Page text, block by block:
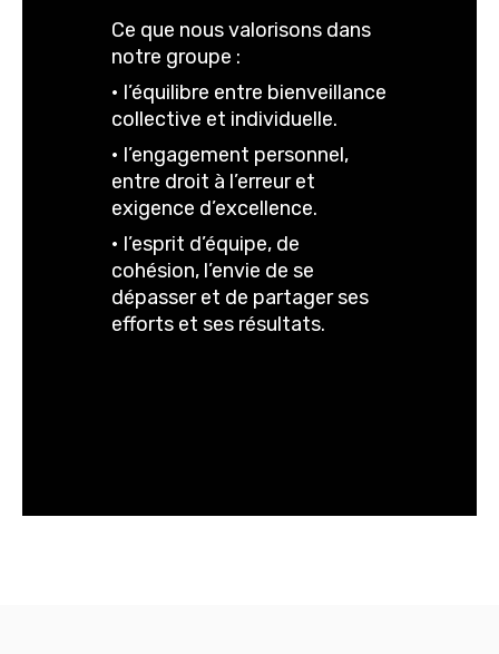
Ce que nous valorisons dans
notre groupe :
• l’équilibre entre bienveillance
collective et individuelle.
• l’engagement personnel,
entre droit à l’erreur et
exigence d’excellence.
• l’esprit d’équipe, de
cohésion, l’envie de se
dépasser et de partager ses
efforts et ses résultats.